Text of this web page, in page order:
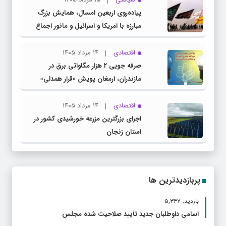
پیاده‌روی اربعین امسال، همایش بزرگ
مبارزه با آمریکا و اسرائیل و مانور اجماع
جبهه مقاومت و ملت‌های آزادی‌خواه در برابر
استکبار بود
اقتصادی
۱۴ مرداد ۱۴۰۵
صرفه جویی ۲ هزار مگاواتی برق در
مازندران، ارمغان پویش «قرار همدلی»
اقتصادی
۱۴ مرداد ۱۴۰۵
اجرای بزرگترین مزرعه خورشیدی کشور در
استان زنجان
پربازدیدترین ها
بازدید: ۵,۳۳۷
اسامی داوطلبان جدید تأیید صلاحیت شده مجلس